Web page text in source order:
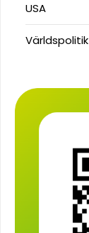
USA
Världspolitik